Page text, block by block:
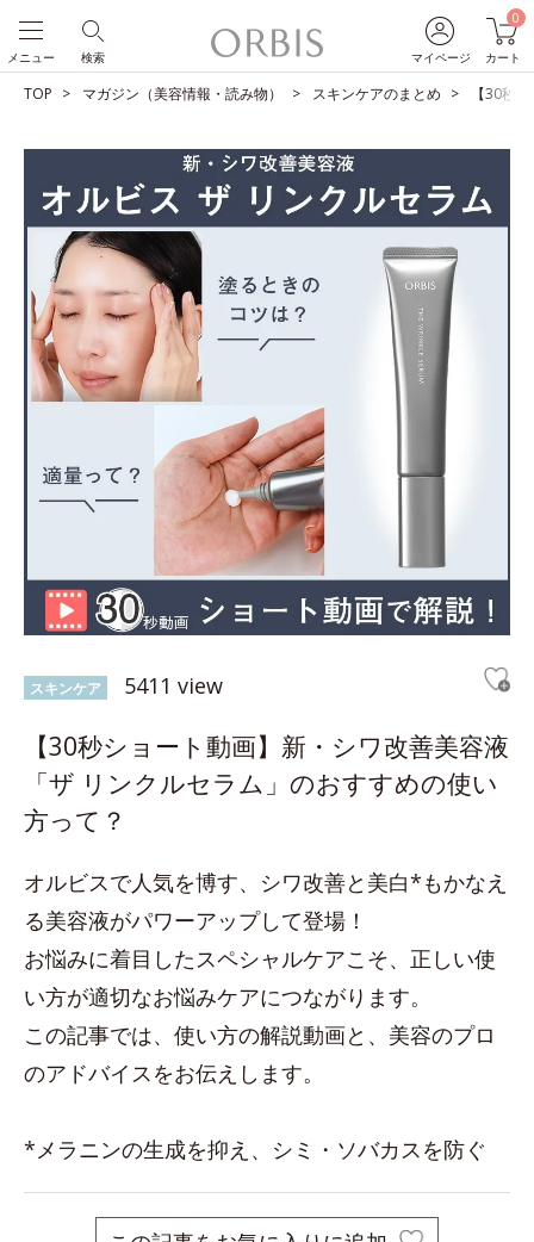
マイページ
0
カート
検索
メニュー
TOP マガジン（美容情報・読み物） スキンケアのまとめ 【30秒
スキンケア 5411 view
【30秒ショート動画】新・シワ改善美容液
「ザ リンクルセラム」のおすすめの使い
方って？
オルビスで人気を博す、シワ改善と美白*もかなえ
る美容液がパワーアップして登場！
お悩みに着目したスペシャルケアこそ、正しい使
い方が適切なお悩みケアにつながります。
この記事では、使い方の解説動画と、美容のプロ
のアドバイスをお伝えします。
*メラニンの生成を抑え、シミ・ソバカスを防ぐ